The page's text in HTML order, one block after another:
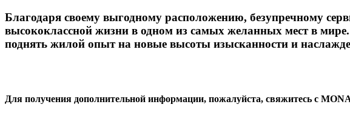
Благодаря своему выгодному расположению, безупречному
высококлассной жизни в одном из самых желанных мест в
поднять жилой опыт на новые высоты изысканности и
Для получения дополнительной информации, пожалуйста, свяжитесь с